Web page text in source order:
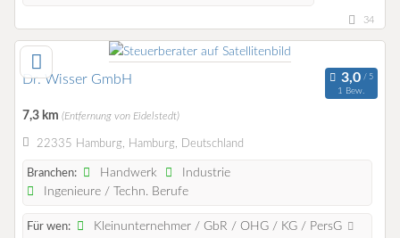
34
Dr. Wisser GmbH
1 Bew.
7,3 km (Entfernung von Eidelstedt)
22335 Hamburg, Hamburg, Deutschland
Branchen: Handwerk
Industrie
Ingenieure / Techn. Berufe
Für wen:
Kleinunternehmer / GbR / OHG / KG / PersG